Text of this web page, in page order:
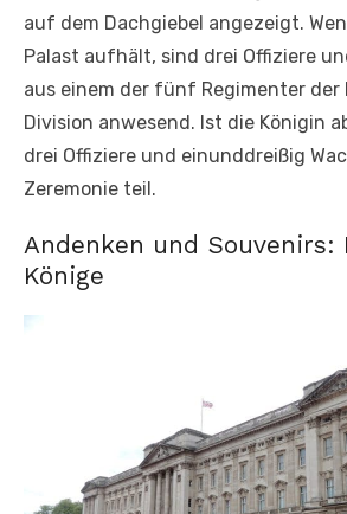
auf dem Dachgiebel angezeigt.
Palast aufhält, sind drei Offiziere
aus einem der fünf Regimenter der
Division anwesend. Ist die Königin
drei Offiziere und einunddreißig
Zeremonie teil.
Andenken und Souvenirs:
Könige